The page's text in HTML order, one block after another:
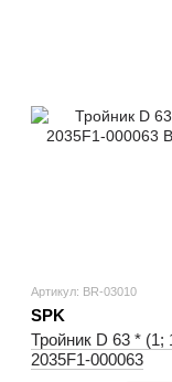
Артикул: BR-03010
SPK
Тройник D 63 * (1;
2035F1-000063